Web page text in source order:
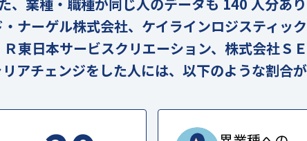
ナーゲル株式会社、ケイラインロジスティッ
東日本サービスクリエーション、株式会社Ｓ
アチェンジをした人には、以下のような割合